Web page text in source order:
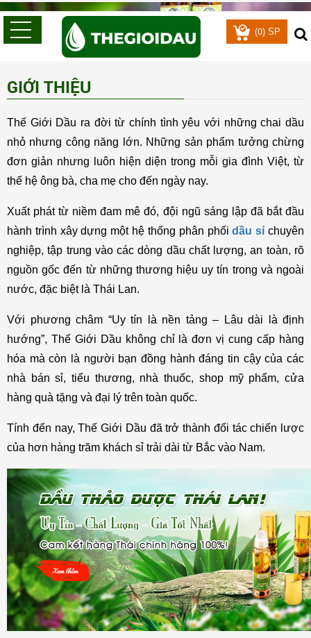
(0) SP
GIỚI THIỆU
Thế Giới Dầu ra đời từ chính tình yêu với những chai dầu
nhỏ nhưng công năng lớn. Những sản phẩm tưởng chừng
đơn giản nhưng luôn hiện diện trong mỗi gia đình Việt, từ
thế hệ ông bà, cha mẹ cho đến ngày nay.
Xuất phát từ niềm đam mê đó, đội ngũ sáng lập đã bắt đầu
hành trình xây dựng một hệ thống phân phối dầu sỉ chuyên
nghiệp, tập trung vào các dòng dầu chất lượng, an toàn, rõ
nguồn gốc đến từ những thương hiệu uy tín trong và ngoài
nước, đặc biệt là Thái Lan.
Với phương châm “Uy tín là nền tảng – Lâu dài là định
hướng”, Thế Giới Dầu không chỉ là đơn vị cung cấp hàng
hóa mà còn là người bạn đồng hành đáng tin cậy của các
nhà bán sỉ, tiểu thương, nhà thuốc, shop mỹ phẩm, cửa
hàng quà tặng và đại lý trên toàn quốc.
Tính đến nay, Thế Giới Dầu đã trở thành đối tác chiến lược
của hơn hàng trăm khách sỉ trải dài từ Bắc vào Nam.